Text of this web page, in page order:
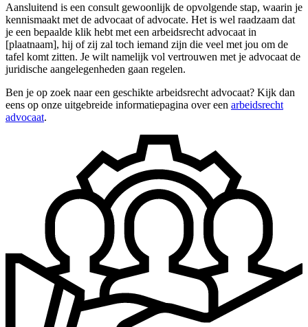
Aansluitend is een consult gewoonlijk de opvolgende stap, waarin je
kennismaakt met de advocaat of advocate. Het is wel raadzaam dat
je een bepaalde klik hebt met een arbeidsrecht advocaat in
[plaatnaam], hij of zij zal toch iemand zijn die veel met jou om de
tafel komt zitten. Je wilt namelijk vol vertrouwen met je advocaat de
juridische aangelegenheden gaan regelen.
Ben je op zoek naar een geschikte arbeidsrecht advocaat? Kijk dan
eens op onze uitgebreide informatiepagina over een arbeidsrecht
advocaat.